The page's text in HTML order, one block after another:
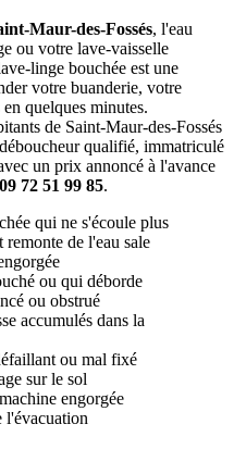
Maur-des-Fossés, l'eau
ou votre lave-vaisselle
linge bouchée est une
votre buanderie, votre
quelques minutes.
de Saint-Maur-des-Fossés
qualifié, immatriculé
un prix annoncé à l'avance
09 72 51 99 85.
qui ne s'écoule plus
de l'eau sale
ou qui déborde
ou obstrué
accumulés dans la
ou mal fixé
sur le sol
engorgée
l'évacuation